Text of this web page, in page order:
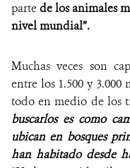
partede los animales
nivel mundial”.
Muchas veces son
entre los 1.500 y 3.000
todo en medio de los
buscarlos es como
ubican en bosques
han habitado desde